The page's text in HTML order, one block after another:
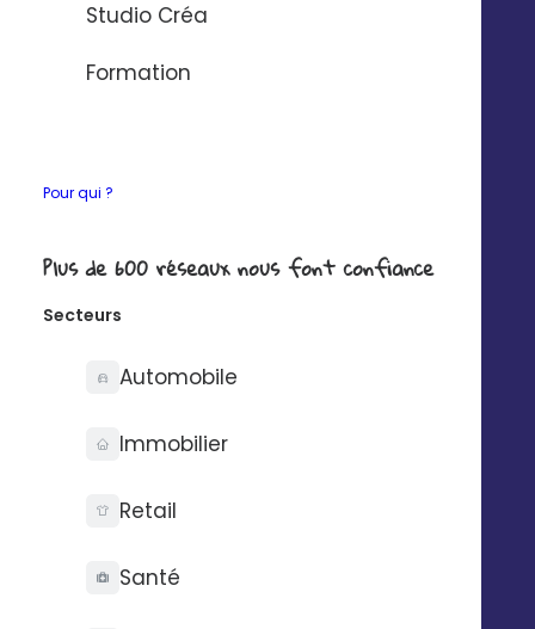
Studio Créa
Formation
Pour qui ?
Plus de 600 réseaux nous font confiance
Secteurs
Automobile
Immobilier
Retail
Santé